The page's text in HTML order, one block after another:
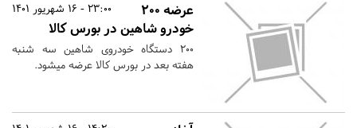
23:00 - 16 شهریور 1401
عرضه ۲۰۰
خودرو شاهین در بورس کالا
۲۰۰ دستگاه خودروی شاهین سه شنبه
هفته بعد در بورس کالا عرضه میشود.